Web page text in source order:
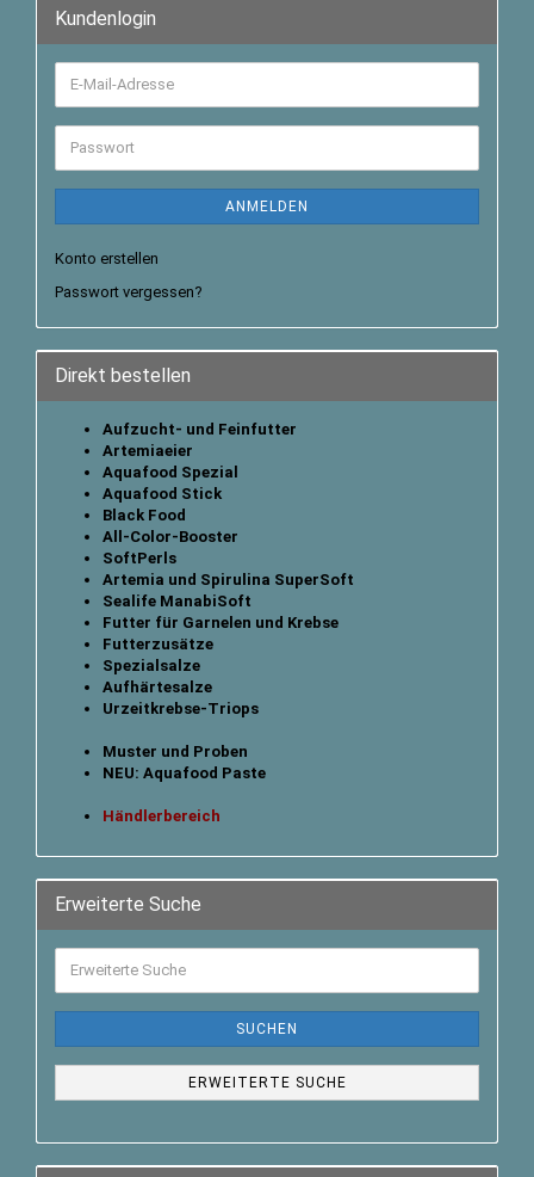
Kundenlogin
ANMELDEN
Konto erstellen
Passwort vergessen?
Direkt bestellen
Aufzucht- und Feinfutter
Artemiaeier
Aquafood Spezial
Aquafood Stick
Black Food
All-Color-Booster
SoftPerls
Artemia und Spirulina SuperSoft
Sealife ManabiSoft
Futter für Garnelen und Krebse
Futterzusätze
Spezialsalze
Aufhärtesalze
Urzeitkrebse-Triops
Muster und Proben
NEU: Aquafood Paste
Händlerbereich
Erweiterte Suche
SUCHEN
ERWEITERTE SUCHE